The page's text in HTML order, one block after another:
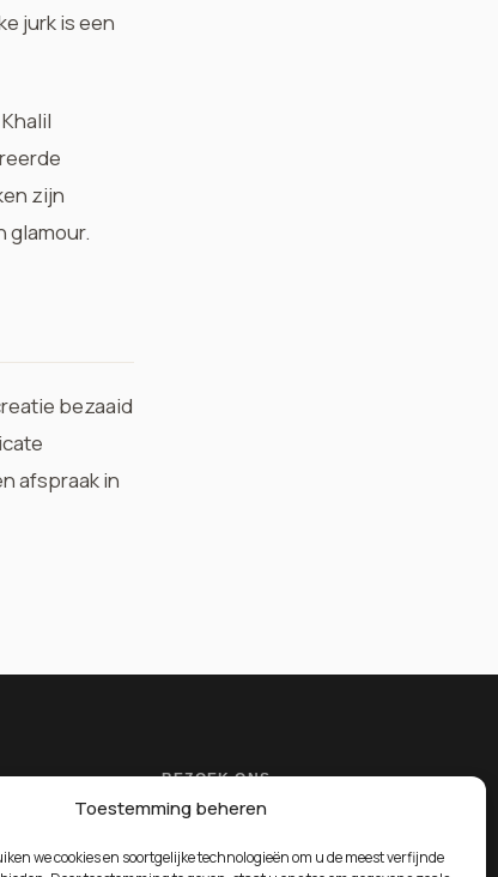
Toestemming beheren
we cookies en soortgelijke technologieën om u de meest verfijnde
jurk is een
zijn
glamour.
bezaaid
afspraakin
BEZOEK ONS
Frankrijklei 105
2000 Antwerpen, België